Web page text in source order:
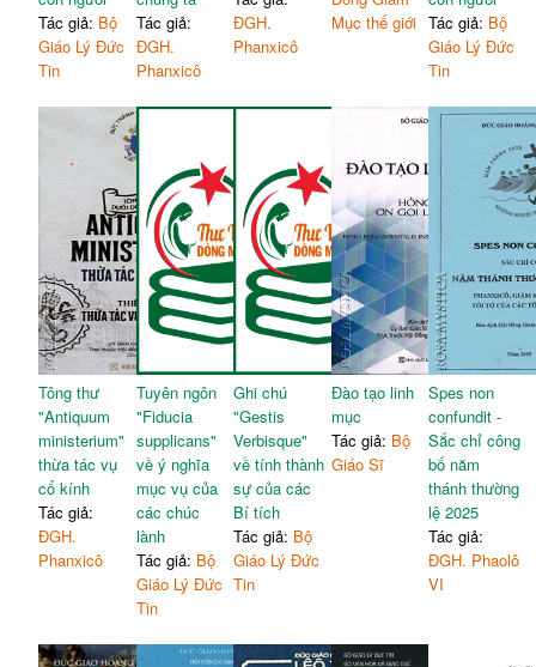
Tác giả: Bộ
Giáo Lý Đức
Tin
Tác giả:
ĐGH.
Phanxicô
ĐGH.
Phanxicô
Mục thế giới Tác giả: Bộ
Giáo Lý Đức
Tin
Tông thư
"Antiquum
ministerium"
thừa tác vụ
cổ kính
Tác giả:
ĐGH.
Phanxicô
Tuyên ngôn
"Fiducia
supplicans"
về ý nghĩa
mục vụ của
các chúc
lành
Tác giả: Bộ
Giáo Lý Đức
Tin
Ghi chú
"Gestis
Verbisque"
về tính thành
sự của các
Bí tích
Tác giả: Bộ
Giáo Lý Đức
Tin
Đào tạo linh
mục
Tác giả: Bộ
Giáo Sĩ
Spes non
confundit -
Sắc chỉ công
bố năm
thánh thường
lệ 2025
Tác giả:
ĐGH. Phaolô
VI